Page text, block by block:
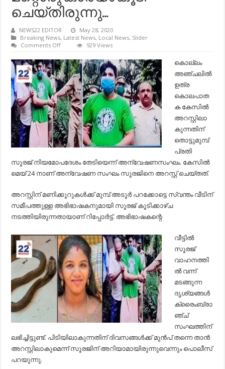
ചെയ്തിരുന്നു…
NEWS22 EDITOR
May 28, 2020
Breaking News, Latest News, Local News, Slider
Comments Offon
കൊലപാതകം;
പിടിലാകുന്നതിന്
മുമ്പ്
സൂരജ്
മറ്റൊരു
കാര്യം
കൂടി
ചെയ്തിരുന്നു…
929 Views
കൊല്ലം
അഞ്ചലില്‍
ഉത്ര
കൊലപാത
ക കേസില്‍
അറസ്റ്റിലാ
കുന്നതിന്
തൊട്ടുമുമ്പ്
പ്രതി
സൂരജ് നിയമോപദേശം തേടിയെന്ന് അന്വേഷണസംഘം. കേസിൽ
മെയ് 24 നാണ് അന്വേഷണ സംഘം സൂരജിനെ അറസ്റ്റ് ചെയ്തത്.
അറസ്റ്റിന് മണിക്കൂറുകള്‍ക്ക് മുമ്പ് അടൂര്‍ പറക്കോട്ടെ സ്വന്തം വീടിന്
സമീപത്തുള്ള അഭിഭാഷകനുമായി സൂരജ് കൂടിക്കാഴ്ച
നടത്തിയിരുന്നതായാണ് റിപ്പോര്‍ട്ട്. അഭിഭാഷകന്റെ
വീട്ടില്‍
സൂരജ്
വാഹനത്തി
ല്‍ വന്ന്
മടങ്ങുന്ന
ദൃശ്യങ്ങൾ
ക്രൈംബ്രാ
ഞ്ച്
സംഘത്തിന്
ലഭിച്ചിട്ടുണ്ട്. പിടിയിലാകുന്നതിന് ദിവസങ്ങൾക്ക് മുൻപ് തന്നെ താൻ
അറസ്റ്റിലാകുമെന്ന് സൂരജിന് അറിയാമായിരുന്നുവെന്നും പൊലീസ്
പറയുന്നു.